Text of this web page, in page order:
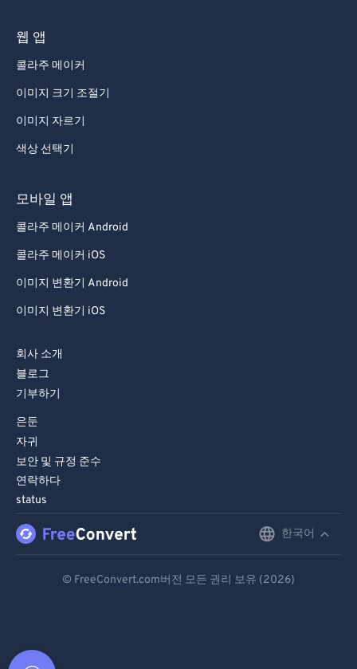
웹 앱
콜라주 메이커
이미지 크기 조절기
이미지 자르기
색상 선택기
모바일 앱
콜라주 메이커 Android
콜라주 메이커 iOS
이미지 변환기 Android
이미지 변환기 iOS
회사 소개
블로그
기부하기
은둔
자귀
보안 및 규정 준수
연락하다
status
한국어
© FreeConvert.com버전 모든 권리 보유 (2026)